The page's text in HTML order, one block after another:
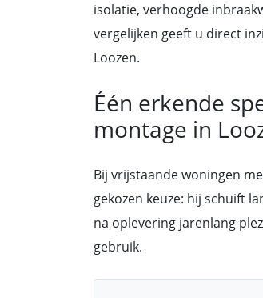
isolatie, verhoogde
vergelijken geeft u direct
Loozen.
Één erkende
montage in
Bij vrijstaande woningen
gekozen keuze: hij schuift
na oplevering jarenlang
gebruik.